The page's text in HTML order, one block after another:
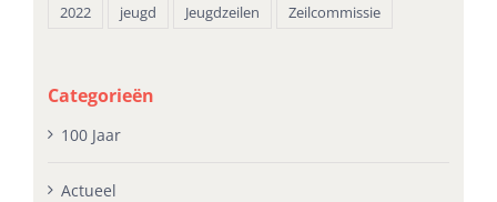
2022 jeugd Jeugdzeilen Zeilcommissie
Categorieën
100 Jaar
Actueel